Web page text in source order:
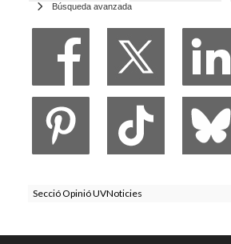
Búsqueda avanzada
Secció Opinió UVNoticies